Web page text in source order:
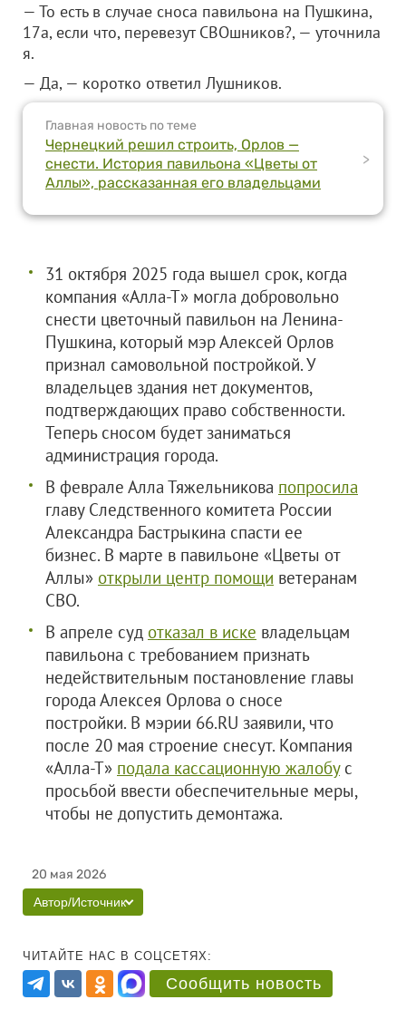
— То есть в случае сноса павильона на Пушкина,
17а, если что, перевезут СВОшников?, — уточнила
я.
— Да, — коротко ответил Лушников.
Главная новость по теме
Чернецкий решил строить, Орлов —
снести. История павильона «Цветы от
Аллы», рассказанная его владельцами
>
31 октября 2025 года вышел срок, когда
компания «Алла-Т» могла добровольно
снести цветочный павильон на Ленина-
Пушкина, который мэр Алексей Орлов
признал самовольной постройкой. У
владельцев здания нет документов,
подтверждающих право собственности.
Теперь сносом будет заниматься
администрация города.
В феврале Алла Тяжельникова попросила
главу Cледственного комитета России
Александра Бастрыкина спасти ее
бизнес. В марте в павильоне «Цветы от
Аллы» открыли центр помощи ветеранам
СВО.
В апреле суд отказал в иске владельцам
павильона с требованием признать
недействительным постановление главы
города Алексея Орлова о сносе
постройки. В мэрии 66.RU заявили, что
после 20 мая строение снесут. Компания
«Алла-Т» подала кассационную жалобус
просьбой ввести обеспечительные меры,
чтобы не допустить демонтажа.
20 мая 2026
Автор/Источник
ЧИТАЙТЕ НАС В СОЦСЕТЯХ:
Сообщить новость